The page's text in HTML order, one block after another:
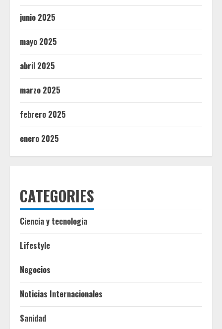
junio 2025
mayo 2025
abril 2025
marzo 2025
febrero 2025
enero 2025
CATEGORIES
Ciencia y tecnologia
Lifestyle
Negocios
Noticias Internacionales
Sanidad